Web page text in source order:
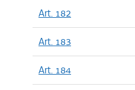
Art. 182
Art. 183
Art. 184